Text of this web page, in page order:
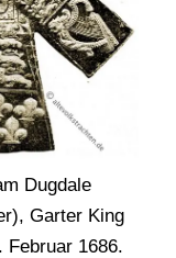
Dugdale
Garter King
Februar 1686.